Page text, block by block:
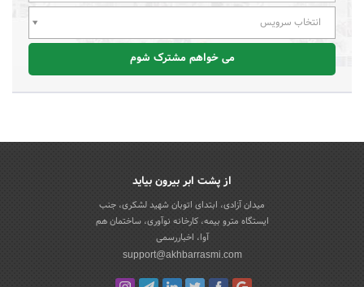
انتخاب سرویس
می خواهم مشترک شوم
از پشت ابر بیرون بیاید
میدان آزادی، ابتدای اتوبان شهید لشکری، جنب
ایستگاه مترو بیمه، کارخانه نوآوری، ساختمان هم
آوا، اخباررسمی
support@akhbarrasmi.com